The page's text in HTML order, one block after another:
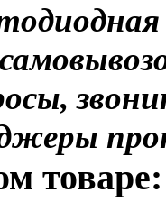
товаре: